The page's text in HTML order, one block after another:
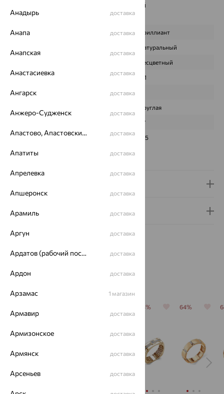
Бесцветный
Характеристика вставки:
ВИД КАМНЯ Бриллиант
Натуральный
Бесцветный
ВЕС 0,1
КОЛИЧЕСТВО
Круглая
57
ЧИСТОТА 3/5
Сертификаты на камни
Гарантия и возврат
Похожие изделия
64% 64%
Анадырь доставка
Анапа доставка
Анапская доставка
Анастасиевка доставка
Ангарск доставка
Анжеро-Судженск доставка
Апастово, Апастовский район доставка
Апатиты доставка
Апрелевка доставка
Апшеронск доставка
Арамиль доставка
Аргун доставка
Ардатов (рабочий поселок) доставка
Ардон доставка
Арзамас 1 магазин
Армавир доставка
Армизонское доставка
Армянск доставка
Арсеньев доставка